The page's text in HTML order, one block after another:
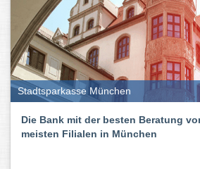
Stadtsparkasse München
Die Bank mit der besten Beratung
meisten Filialen in München